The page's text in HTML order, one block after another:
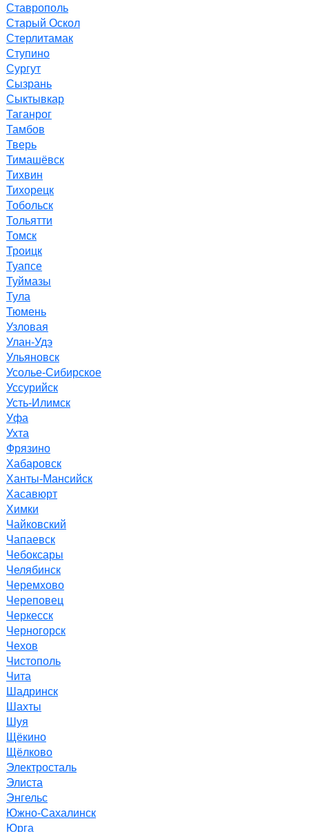
Ставрополь
Старый Оскол
Стерлитамак
Ступино
Сургут
Сызрань
Сыктывкар
Таганрог
Тамбов
Тверь
Тимашёвск
Тихвин
Тихорецк
Тобольск
Тольятти
Томск
Троицк
Туапсе
Туймазы
Тула
Тюмень
Узловая
Улан-Удэ
Ульяновск
Усолье-Сибирское
Уссурийск
Усть-Илимск
Уфа
Ухта
Фрязино
Хабаровск
Ханты-Мансийск
Хасавюрт
Химки
Чайковский
Чапаевск
Чебоксары
Челябинск
Черемхово
Череповец
Черкесск
Черногорск
Чехов
Чистополь
Чита
Шадринск
Шахты
Шуя
Щёкино
Щёлково
Электросталь
Элиста
Энгельс
Южно-Сахалинск
Юрга